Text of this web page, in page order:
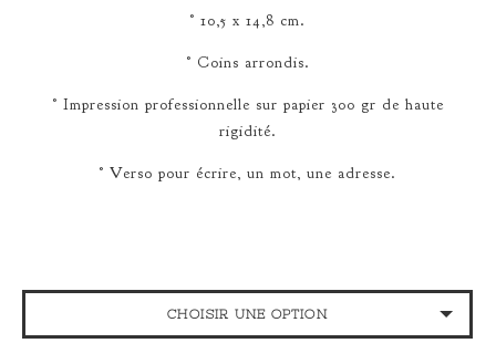
° 10,5 x 14,8 cm.
° Coins arrondis.
° Impression professionnelle sur papier 300 gr de haute
rigidité.
° Verso pour écrire, un mot, une adresse.
CHOISIR UNE OPTION